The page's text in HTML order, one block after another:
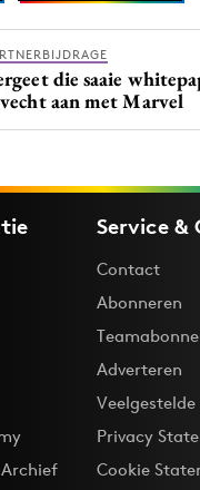
die saaie
aan met Marvel
Service
Contact
Abonneren
Adverteren
Privacy
Cookie